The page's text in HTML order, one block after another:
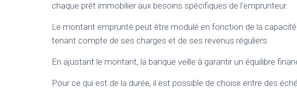
chaque prêt immobilier aux besoins spécifiques de l’emprunteur.
Le montant emprunté peut être modulé en fonction de la
tenant compte de ses charges et de ses revenus réguliers.
En ajustant le montant, la banque veille à garantir un équilibre
Pour ce qui est de la durée, il est possible de choisir entre des